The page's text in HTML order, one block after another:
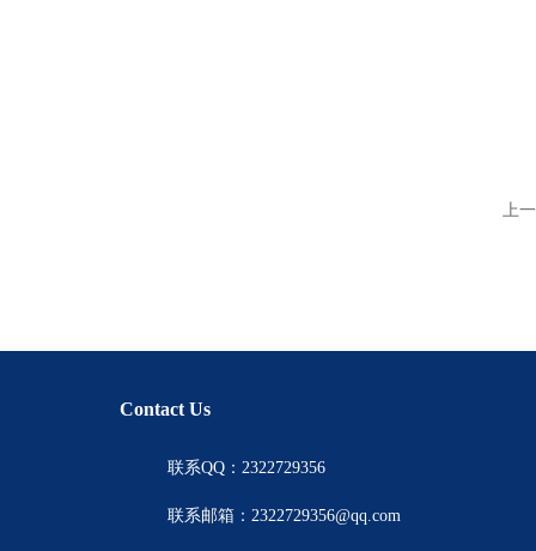
上
Contact Us
联系QQ：2322729356
联系邮箱：2322729356@qq.com